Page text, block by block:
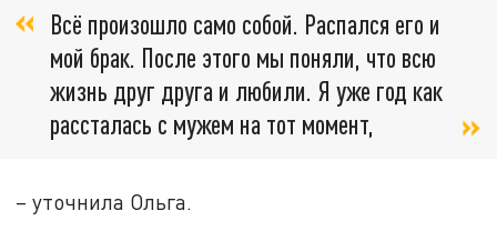
Всё произошло само собой. Распался его и
мой брак. После этого мы поняли, что всю
жизнь друг друга и любили. Я уже год как
рассталась с мужем на тот момент,
– уточнила Ольга.